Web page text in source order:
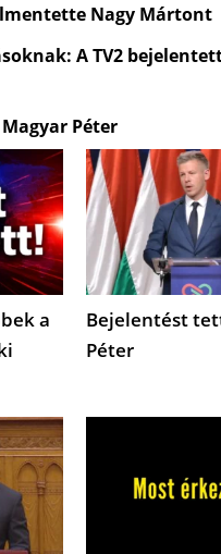
Nagy Mártont
A TV2
Péter
a
Bejelentést
Péter